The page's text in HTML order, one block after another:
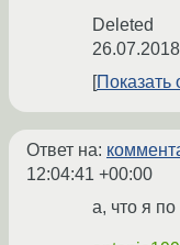
Deleted
Показать
Ответ на:
12:04:41 +00:00
а, что я